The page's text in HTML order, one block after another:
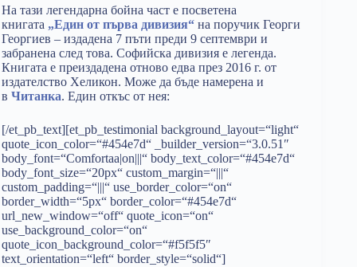
На тази легендарна бойна част е посветена
книгата „Един от първа дивизия“ на поручик Георги
Георгиев – издадена 7 пъти преди 9 септември и
забранена след това. Софийска дивизия е легенда.
Книгата е преиздадена отново едва през 2016 г. от
издателство Хеликон. Може да бъде намерена и
в Читанка. Един откъс от нея:
[/et_pb_text][et_pb_testimonial background_layout=“light“
quote_icon_color=“#454e7d“ _builder_version=“3.0.51″
body_font=“Comfortaa|on|||“ body_text_color=“#454e7d“
body_font_size=“20px“ custom_margin=“|||“
custom_padding=“|||“ use_border_color=“on“
border_width=“5px“ border_color=“#454e7d“
url_new_window=“off“ quote_icon=“on“
use_background_color=“on“
quote_icon_background_color=“#f5f5f5″
text_orientation=“left“ border_style=“solid“]